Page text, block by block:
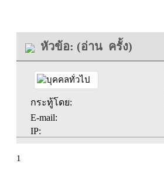
หัวข้อ: (อ่าน ครั้ง)
กระทู้โดย:
E-mail:
IP:
1